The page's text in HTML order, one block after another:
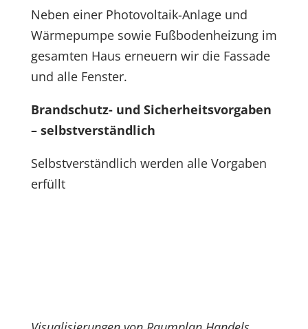
Neben einer Photovoltaik-Anlage und
Wärmepumpe sowie Fußbodenheizung im
gesamten Haus erneuern wir die Fassade
und alle Fenster.
Brandschutz- und Sicherheitsvorgaben
– selbstverständlich
Selbstverständlich werden alle Vorgaben
erfüllt